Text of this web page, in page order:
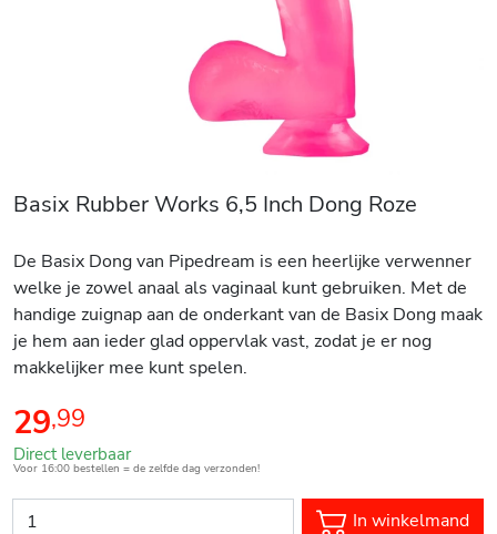
Basix Rubber Works 6,5 Inch Dong Roze
De Basix Dong van Pipedream is een heerlijke verwenner
welke je zowel anaal als vaginaal kunt gebruiken. Met de
handige zuignap aan de onderkant van de Basix Dong maak
je hem aan ieder glad oppervlak vast, zodat je er nog
makkelijker mee kunt spelen.
29,99
Direct leverbaar
Voor 16:00 bestellen = de zelfde dag verzonden!
In winkelmand